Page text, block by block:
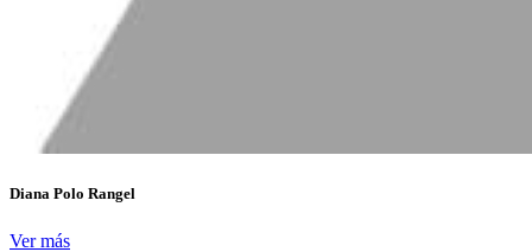
Diana Polo Rangel
Ver más